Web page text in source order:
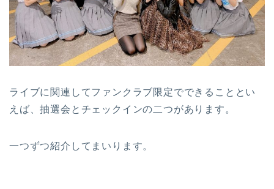
ライブに関連してファンクラブ限定でできることとい
えば、抽選会とチェックインの二つがあります。
一つずつ紹介してまいります。